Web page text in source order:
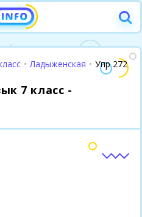
• Ладыженская • Упр 272
7 класс -